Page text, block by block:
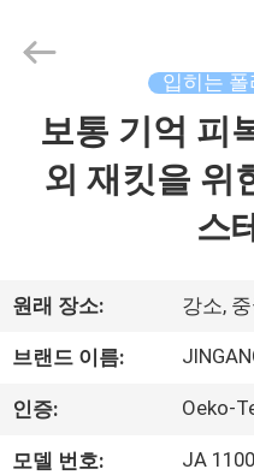
우
리
에
Suzhou
Jingang
Reserved.
입히는
보통 기억 피
외 재킷을 위
스
원래 장소: 강소,
브랜드 이름:
인증: Oeko-
모델 번호: JA